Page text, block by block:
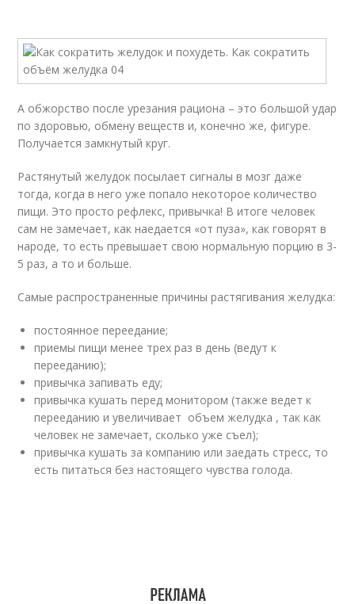
А обжорство после урезания рациона – это большой удар
по здоровью, обмену веществ и, конечно же, фигуре.
Получается замкнутый круг.
Растянутый желудок посылает сигналы в мозг даже
тогда, когда в него уже попало некоторое количество
пищи. Это просто рефлекс, привычка! В итоге человек
сам не замечает, как наедается «от пуза», как говорят в
народе, то есть превышает свою нормальную порцию в 3-
5 раз, а то и больше.
Самые распространенные причины растягивания желудка:
постоянное переедание;
приемы пищи менее трех раз в день (ведут к
перееданию);
привычка запивать еду;
привычка кушать перед монитором (также ведет к
перееданию и увеличивает объем желудка , так как
человек не замечает, сколько уже съел);
привычка кушать за компанию или заедать стресс, то
есть питаться без настоящего чувства голода.